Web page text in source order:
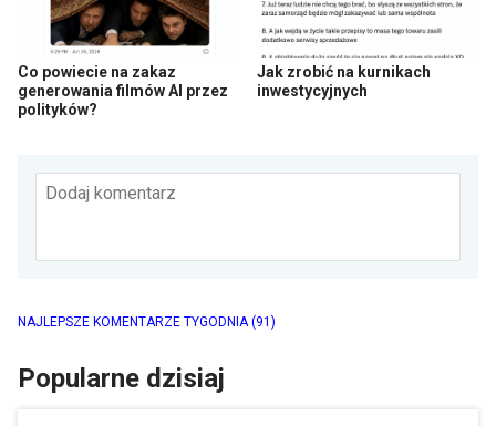
Co powiecie na zakaz
generowania filmów AI przez
polityków?
Jak zrobić na kurnikach
inwestycyjnych
Dodaj komentarz
NAJLEPSZE KOMENTARZE TYGODNIA(91)
Popularne dzisiaj